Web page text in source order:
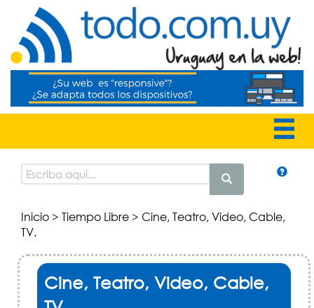
Inicio> Tiempo Libre> Cine, Teatro, Video, Cable,
TV.
Cine, Teatro, Video, Cable,